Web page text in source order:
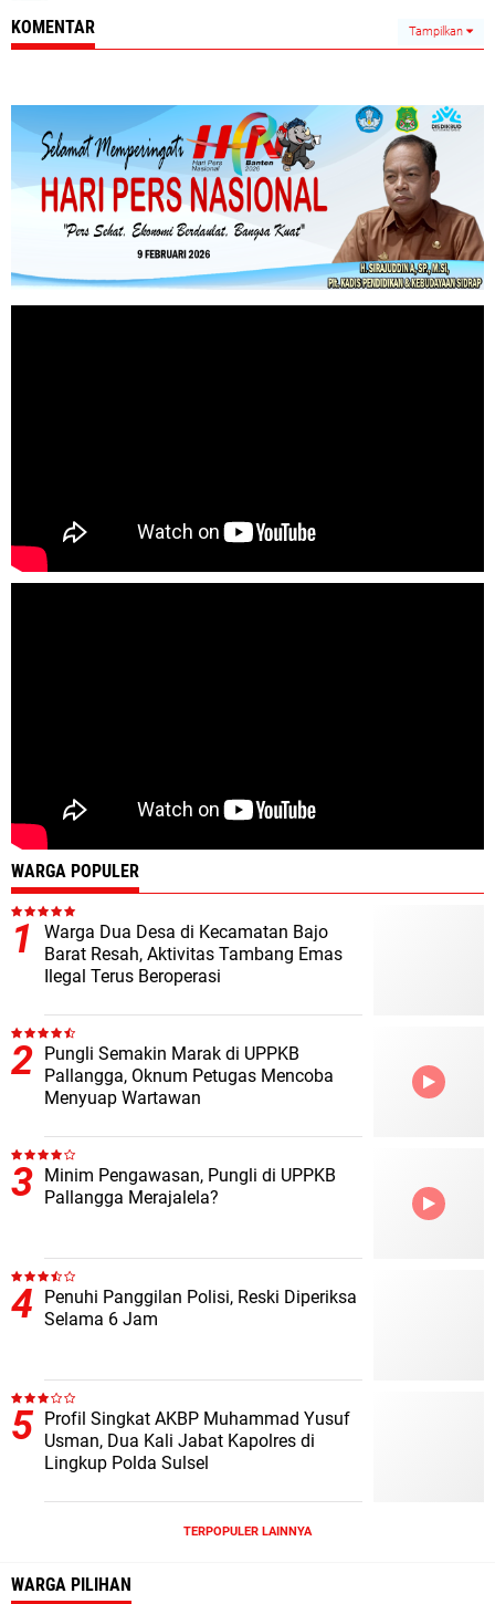
KOMENTAR Tampilkan
WARGA POPULER
Warga Dua Desa di Kecamatan Bajo
Barat Resah, Aktivitas Tambang Emas
Ilegal Terus Beroperasi
Pungli Semakin Marak di UPPKB
Pallangga, Oknum Petugas Mencoba
Menyuap Wartawan
Minim Pengawasan, Pungli di UPPKB
Pallangga Merajalela?
Penuhi Panggilan Polisi, Reski Diperiksa
Selama 6 Jam
Profil Singkat AKBP Muhammad Yusuf
Usman, Dua Kali Jabat Kapolres di
Lingkup Polda Sulsel
TERPOPULER LAINNYA
WARGA PILIHAN